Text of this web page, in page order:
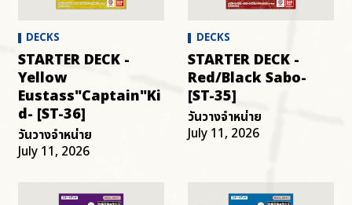
OTHER
DECKS
STARTER DECK -
Yellow
Eustass"Captain"Ki
d- [ST-36]
วันวางจำหน่าย
July 11, 2026
DECKS
STARTER DECK -
Red/Black Sabo-
[ST-35]
วันวางจำหน่าย
July 11, 2026